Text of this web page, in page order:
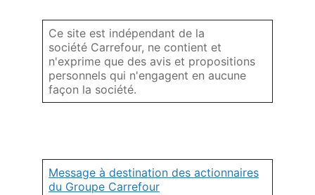
Ce site est indépendant de la
société Carrefour, ne contient et
n'exprime que des avis et propositions
personnels qui n'engagent en aucune
façon la société.
Message à destination des actionnaires
du Groupe Carrefour